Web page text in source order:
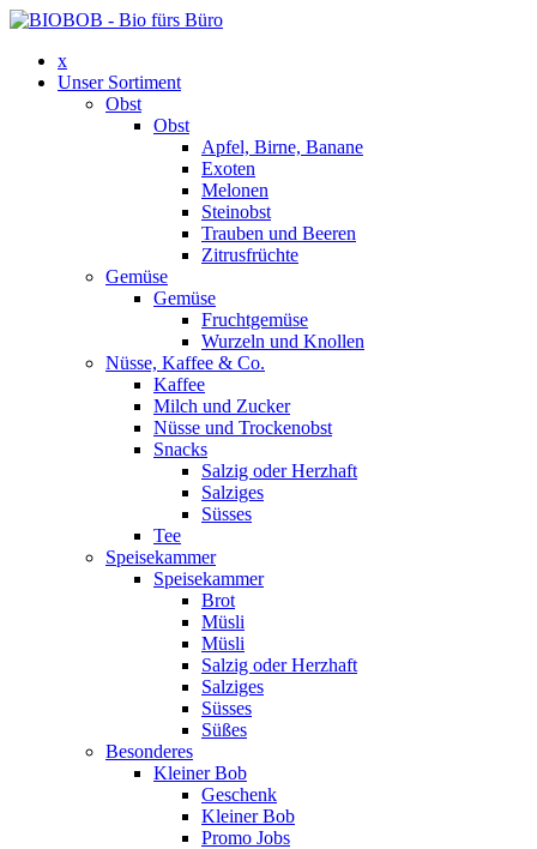
x
Unser Sortiment
Obst
Obst
Apfel, Birne, Banane
Exoten
Melonen
Steinobst
Trauben und Beeren
Zitrusfrüchte
Gemüse
Gemüse
Fruchtgemüse
Wurzeln und Knollen
Nüsse, Kaffee & Co.
Kaffee
Milch und Zucker
Nüsse und Trockenobst
Snacks
Salzig oder Herzhaft
Salziges
Süsses
Tee
Speisekammer
Speisekammer
Brot
Müsli
Müsli
Salzig oder Herzhaft
Salziges
Süsses
Süßes
Besonderes
Kleiner Bob
Geschenk
Kleiner Bob
Promo Jobs